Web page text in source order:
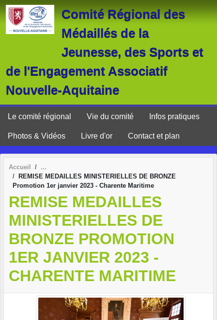
Comité Régional des
Médaillés de la
Jeunesse, des Sports et
de l'Engagement Associatif
Nouvelle-Aquitaine
Le comité régional Vie du comité Infos pratiques
Photos & Vidéos Livre d'or Contact et plan
Accueil
REMISE MEDAILLES MINISTERIELLES DE BRONZE
Promotion 1er janvier 2023 - Charente Maritime
REMISE MEDAILLES
MINISTERIELLES DE
BRONZE PROMOTION
1ER JANVIER 2023 -
CHARENTE MARITIME
Panneau de gestion des cookies